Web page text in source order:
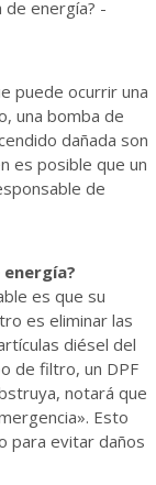
puede ocurrir una
una bomba de
dañada son
es posible que un
de
es que su
es eliminar las
diésel del
de filtro, un DPF
notará que
Esto
para evitar daños